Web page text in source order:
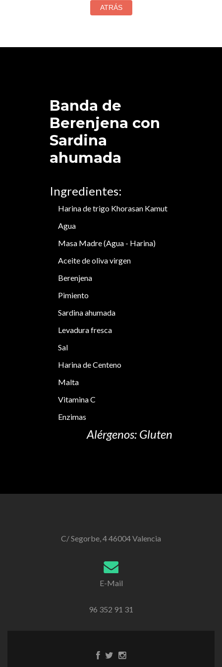
Banda de
Berenjena con
Sardina
ahumada
Ingredientes:
Harina de trigo Khorasan Kamut
Agua
Masa Madre (Agua - Harina)
Aceite de oliva virgen
Berenjena
Pimiento
Sardina ahumada
Levadura fresca
Sal
Harina de Centeno
Malta
Vitamina C
Enzimas
Alérgenos: Gluten
C/ Segorbe, 4 46004 Valencia
E-Mail
96 352 91 31
Enlace
EnlaceEnlace